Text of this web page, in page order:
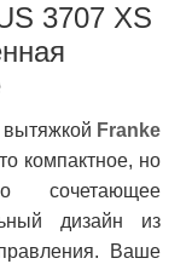
3707 XS
Franke
компактное, но
сочетающее
дизайн из
Ваше